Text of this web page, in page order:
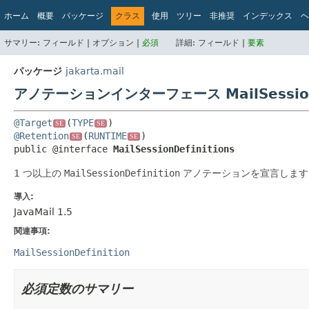
ホーム 概要 パッケージ クラス 使用 ツリー 非推奨 インデックス
サマリー: フィールド | オプション | 必須 詳細: フィールド | 要素
パッケージ jakarta.mail
アノテーションインターフェース
@Target SE (TYPE SE
@Retention SE (RUNTIME SE
public @interface MailSessionDefinitions
1 つ以上の MailSessionDefinition アノテーションを宣言します
導入:
JavaMail 1.5
関連事項:
MailSessionDefinition
必須定数のサマリー